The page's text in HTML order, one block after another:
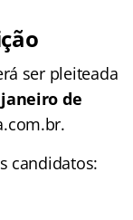
ser pleiteada
janeiro de
candidatos: